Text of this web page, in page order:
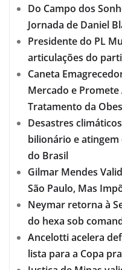
Do Campo dos
Jornada de Daniel
Presidente do PL
articulações do
Caneta
Mercado e
Tratamento da
Desastres
bilionário e
do Brasil
Gilmar Mendes
São Paulo, Mas
Neymar retorna à
do hexa sob
Ancelotti acelera
lista para a Copa